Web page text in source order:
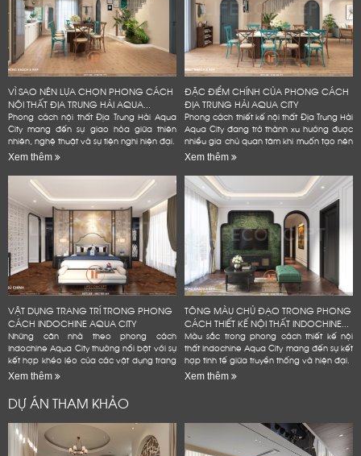
VÌ SAO NÊN LỰA CHỌN PHONG CÁCH
NỘI THẤT ĐỊA TRUNG HẢI AQUA...
Phong cách nội thất Địa Trung Hải Aqua
City mang đến sự giao hòa giữa thiên
nhiên, nghệ thuật và sự tiện nghi hiện đại.
Xem thêm
ĐẶC ĐIỂM CHÍNH CỦA PHONG CÁCH
ĐỊA TRUNG HẢI AQUA CITY
Phong cách thiết kế nội thất Địa Trung Hải
Aqua City đang trở thành xu hướng được
nhiều gia chủ quan tâm khi muốn tạo nên
không gian sống đẳng cấp
Xem thêm
VẬT DỤNG TRANG TRÍ TRONG PHONG
CÁCH INDOCHINE AQUA CITY
Những căn nhà theo phong cách
Indochine Aqua City thường nổi bật với sự
kết hợp khéo léo của các vật dụng trang
trí mang đậm dấu ấn văn hóa Đông
Xem thêm
TÔNG MÀU CHỦ ĐẠO TRONG PHONG
CÁCH THIẾT KẾ NỘI THẤT INDOCHINE...
Màu sắc trong phong cách thiết kế nội
thất Indochine Aqua City mang đến sự kết
hợp tinh tế giữa truyền thống và hiện đại.
Xem thêm
DỰ ÁN THAM KHẢO